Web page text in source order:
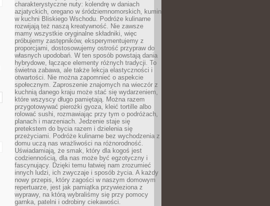
charakterystyczne nuty: kolendrę w daniach
azjatyckich, oregano w śródziemnomorskich, kumin
w kuchni Bliskiego Wschodu. Podróże kulinarne
rozwijają też naszą kreatywność. Nie zawsze
mamy wszystkie oryginalne składniki, więc
próbujemy zastępników, eksperymentujemy z
proporcjami, dostosowujemy ostrość przypraw do
własnych upodobań. W ten sposób powstają dania
hybrydowe, łączące elementy różnych tradycji. To
świetna zabawa, ale także lekcja elastyczności i
otwartości. Nie można zapomnieć o aspekcie
społecznym. Zaproszenie znajomych na wieczór z
kuchnią danego kraju może stać się wydarzeniem,
które wszyscy długo pamiętają. Można razem
przygotowywać pierożki gyoza, kleić tortille albo
rolować sushi, rozmawiając przy tym o podróżach,
planach i marzeniach. Jedzenie staje się
pretekstem do bycia razem i dzielenia się
przeżyciami. Podróże kulinarne bez wychodzenia z
domu uczą nas wrażliwości na różnorodność.
Uświadamiają, że smak, który dla kogoś jest
codziennością, dla nas może być egzotyczny i
fascynujący. Dzięki temu łatwiej nam zrozumieć
innych ludzi, ich zwyczaje i sposób życia. A każdy
nowy przepis, który zagości w naszym domowym
repertuarze, jest jak pamiątka przywieziona z
wyprawy, na którą wybraliśmy się przy pomocy
garnka, patelni i odrobiny ciekawości.